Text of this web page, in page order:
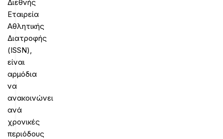
Διεθνής
Εταιρεία
Αθλητικής
Διατροφής
(ISSN),
είναι
αρμόδια
να
ανακοινώνει
ανά
χρονικές
περιόδους